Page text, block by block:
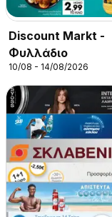
Discount Markt -
Φυλλάδιο
10/08 - 14/08/2026